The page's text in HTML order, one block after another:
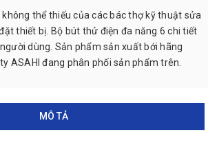
thể thiếu của các bác thợ kỹ thuật sửa
thiết bị. Bộ bút thử điện đa năng 6 chi tiết
dùng. Sản phẩm sản xuất bới hãng
ASAHI đang phân phối sản phẩm trên.
MÔ TẢ